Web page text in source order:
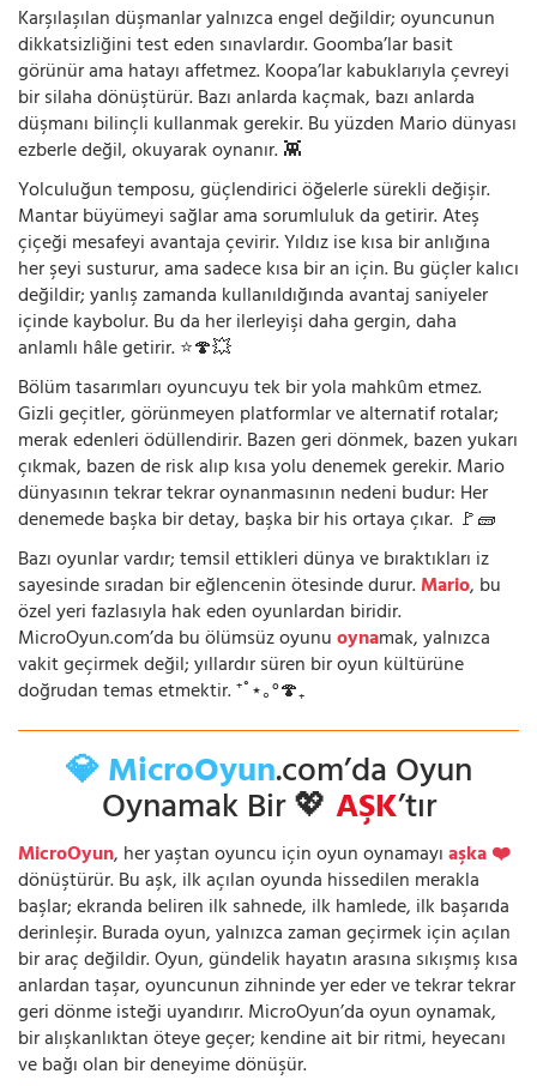
Karşılaşılan düşmanlar yalnızca engel değildir; oyuncunun
dikkatsizliğini test eden sınavlardır. Goomba’lar basit
görünür ama hatayı affetmez. Koopa’lar kabuklarıyla çevreyi
bir silaha dönüştürür. Bazı anlarda kaçmak, bazı anlarda
düşmanı bilinçli kullanmak gerekir. Bu yüzden Mario dünyası
ezberle değil, okuyarak oynanır. 👾
Yolculuğun temposu, güçlendirici öğelerle sürekli değişir.
Mantar büyümeyi sağlar ama sorumluluk da getirir. Ateş
çiçeği mesafeyi avantaja çevirir. Yıldız ise kısa bir anlığına
her şeyi susturur, ama sadece kısa bir an için. Bu güçler kalıcı
değildir; yanlış zamanda kullanıldığında avantaj saniyeler
içinde kaybolur. Bu da her ilerleyişi daha gergin, daha
anlamlı hâle getirir. ⭐🍄💥
Bölüm tasarımları oyuncuyu tek bir yola mahkûm etmez.
Gizli geçitler, görünmeyen platformlar ve alternatif rotalar;
merak edenleri ödüllendirir. Bazen geri dönmek, bazen yukarı
çıkmak, bazen de risk alıp kısa yolu denemek gerekir. Mario
dünyasının tekrar tekrar oynanmasının nedeni budur: Her
denemede başka bir detay, başka bir his ortaya çıkar. 🚩🧱
Bazı oyunlar vardır; temsil ettikleri dünya ve bıraktıkları iz
sayesinde sıradan bir eğlencenin ötesinde durur.Mario, bu
özel yeri fazlasıyla hak eden oyunlardan biridir.
MicroOyun.com’da bu ölümsüz oyunuoynamak, yalnızca
vakit geçirmek değil; yıllardır süren bir oyun kültürüne
doğrudan temas etmektir. ⁺˚⋆｡°🍄₊
💎 MicroOyun.com’da Oyun
Oynamak Bir 💖AŞK’tır
MicroOyun, her yaştan oyuncu için oyun oynamayıaşka ❤️
dönüştürür. Bu aşk, ilk açılan oyunda hissedilen merakla
başlar; ekranda beliren ilk sahnede, ilk hamlede, ilk başarıda
derinleşir. Burada oyun, yalnızca zaman geçirmek için açılan
bir araç değildir. Oyun, gündelik hayatın arasına sıkışmış kısa
anlardan taşar, oyuncunun zihninde yer eder ve tekrar tekrar
geri dönme isteği uyandırır. MicroOyun’da oyun oynamak,
bir alışkanlıktan öteye geçer; kendine ait bir ritmi, heyecanı
ve bağı olan bir deneyime dönüşür.